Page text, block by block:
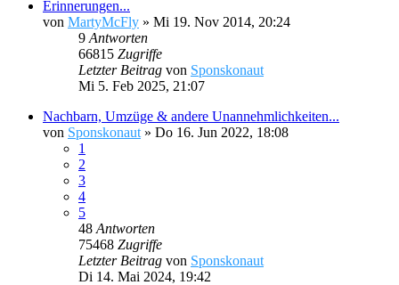
Erinnerungen...
von MartyMcFly » Mi 19. Nov 2014, 20:24
9 Antworten
66815 Zugriffe
Letzter Beitrag von Sponskonaut
Mi 5. Feb 2025, 21:07
Nachbarn, Umzüge & andere Unannehmlichkeiten...
von Sponskonaut » Do 16. Jun 2022, 18:08
1
2
3
4
5
48 Antworten
75468 Zugriffe
Letzter Beitrag von Sponskonaut
Di 14. Mai 2024, 19:42